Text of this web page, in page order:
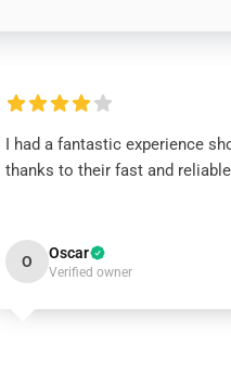
I had a fantastic experience
thanks to their fast and
O Oscar
Verified owner